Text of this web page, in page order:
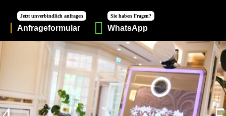
l
Jetzt unverbindlich anfragen
Anfrageformular 
Sie haben Fragen?
WhatsApp